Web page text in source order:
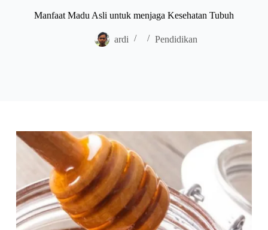
Manfaat Madu Asli untuk menjaga Kesehatan Tubuh
ardi Pendidikan